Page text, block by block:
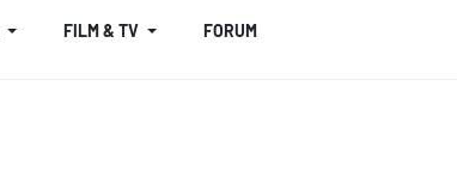
FILM & TV FORUM